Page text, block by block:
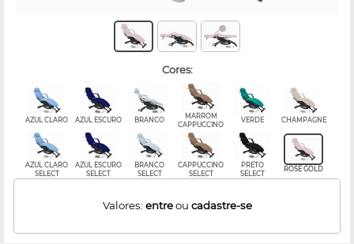
cores:
AZUL CLARO AZUL ESCURO BRANCO
MARROM
CAPPUCCINO
VERDE CHAMPAGNE
AZUL CLARO
SELECT
AZUL ESCURO
SELECT
BRANCO
SELECT
CAPPUCCINO
SELECT
PRETO
SELECT
ROSE GOLD
Valores: entreou cadastre-se